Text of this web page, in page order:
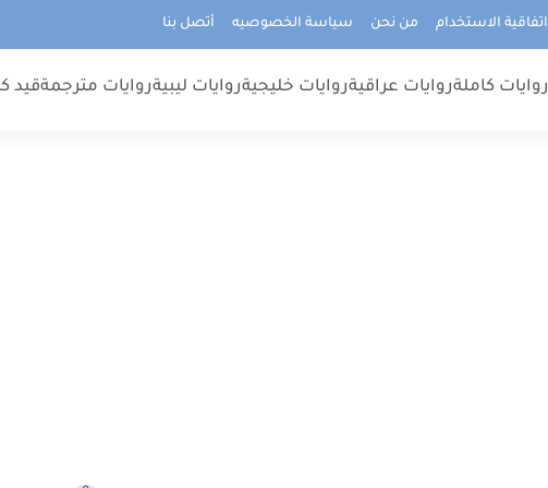
اتفاقية الاستخدام من نحن سياسة الخصوصيه أتصل بنا
روايات كاملةروايات عراقيةروايات خليجيةروايات ليبيةروايات مترجمةقيد